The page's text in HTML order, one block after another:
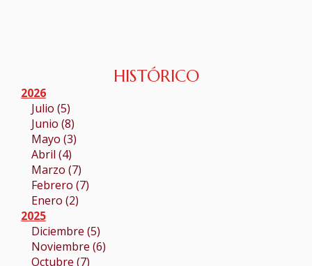
HISTÓRICO
2026
Julio (5)
Junio (8)
Mayo (3)
Abril (4)
Marzo (7)
Febrero (7)
Enero (2)
2025
Diciembre (5)
Noviembre (6)
Octubre (7)